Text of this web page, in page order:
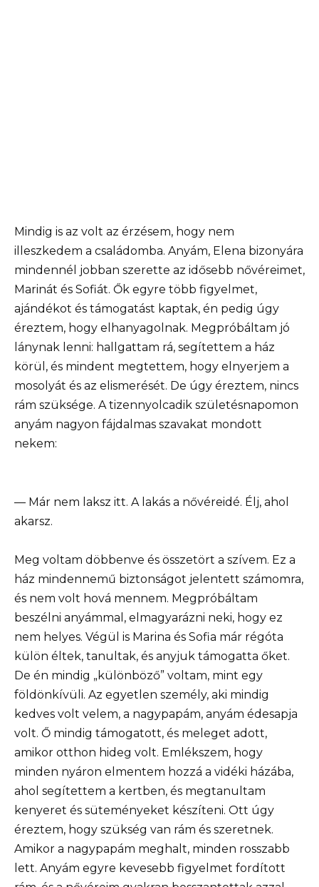
Mindig is az volt az érzésem, hogy nem
illeszkedem a családomba. Anyám, Elena bizonyára
mindennél jobban szerette az idősebb nővéreimet,
Marinát és Sofiát. Ők egyre több figyelmet,
ajándékot és támogatást kaptak, én pedig úgy
éreztem, hogy elhanyagolnak. Megpróbáltam jó
lánynak lenni: hallgattam rá, segítettem a ház
körül, és mindent megtettem, hogy elnyerjem a
mosolyát és az elismerését. De úgy éreztem, nincs
rám szüksége. A tizennyolcadik születésnapomon
anyám nagyon fájdalmas szavakat mondott
nekem:
— Már nem laksz itt. A lakás a nővéreidé. Élj, ahol
akarsz.
Meg voltam döbbenve és összetört a szívem. Ez a
ház mindennemű biztonságot jelentett számomra,
és nem volt hová mennem. Megpróbáltam
beszélni anyámmal, elmagyarázni neki, hogy ez
nem helyes. Végül is Marina és Sofia már régóta
külön éltek, tanultak, és anyjuk támogatta őket.
De én mindig „különböző” voltam, mint egy
földönkívüli. Az egyetlen személy, aki mindig
kedves volt velem, a nagypapám, anyám édesapja
volt. Ő mindig támogatott, és meleget adott,
amikor otthon hideg volt. Emlékszem, hogy
minden nyáron elmentem hozzá a vidéki házába,
ahol segítettem a kertben, és megtanultam
kenyeret és süteményeket készíteni. Ott úgy
éreztem, hogy szükség van rám és szeretnek.
Amikor a nagypapám meghalt, minden rosszabb
lett. Anyám egyre kevesebb figyelmet fordított